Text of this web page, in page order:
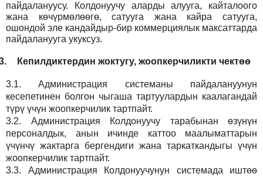
пайдалануусу. Колдонуучу аларды алууга, кайталоого
жана көчүрмөлөөгө, сатууга жана кайра сатууга,
ошондой эле кандайдыр-бир коммерциялык максаттарда
пайдаланууга укуксуз.
Кепилдиктердин жоктугу, жоопкерчиликти чектөө
3.1.Администрация системаны пайдалануунун
кесепетинен болгон чыгаша тартуулардын каалагандай
түрү үчүн жоопкерчилик тартпайт.
3.2. Администрация
Колдонуучу тарабынан өзүнүн
персоналдык, анын ичинде каттоо маалыматтарын
үчүнчү жактарга бергендиги жана таркаткандыгы үчүн
жоопкерчилик тартпайт.
3.3. Администрация Колдонуучунун системада иштөө